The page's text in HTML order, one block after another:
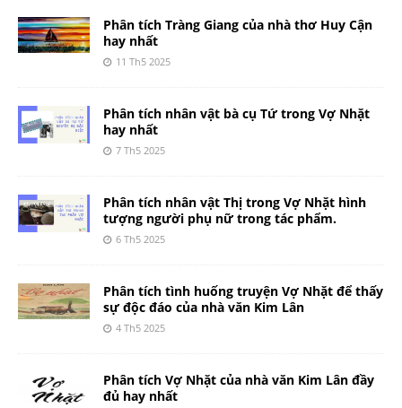
Phân tích Tràng Giang của nhà thơ Huy Cận
hay nhất
11 Th5 2025
Phân tích nhân vật bà cụ Tứ trong Vợ Nhặt
hay nhất
7 Th5 2025
Phân tích nhân vật Thị trong Vợ Nhặt hình
tượng người phụ nữ trong tác phẩm.
6 Th5 2025
Phân tích tình huống truyện Vợ Nhặt để thấy
sự độc đáo của nhà văn Kim Lân
4 Th5 2025
Phân tích Vợ Nhặt của nhà văn Kim Lân đầy
đủ hay nhất